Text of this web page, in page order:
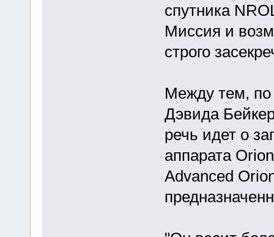
спутника
Миссия и
строго
Между тем, по
Дэвида
речь идет о
аппарата
Advanced